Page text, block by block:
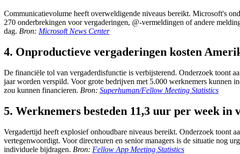
Communicatievolume heeft overweldigende niveaus bereikt. Microsoft's
270 onderbrekingen voor vergaderingen, @-vermeldingen of andere
dag. Bron: Microsoft News Center
4. Onproductieve vergaderingen kosten
De financiële tol van vergaderdisfunctie is verbijsterend. Onderzoek toont
jaar worden verspild. Voor grote bedrijven met 5.000 werknemers kunnen
zou kunnen financieren. Bron: Superhuman/Fellow Meeting Statistics
5. Werknemers besteden 11,3 uur per week
Vergadertijd heeft explosief onhoudbare niveaus bereikt. Onderzoek toont
vertegenwoordigt. Voor directeuren en senior managers is de situatie nog
individuele bijdragen. Bron: Fellow App Meeting Statistics